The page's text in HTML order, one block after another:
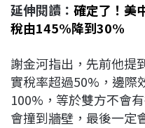
延伸閱讀： 確定了！美
稅由145%降到30%
謝金河指出，先前他提
實稅率超過50%，邊際
100%，等於雙方不會
會撞到牆壁，最後一定